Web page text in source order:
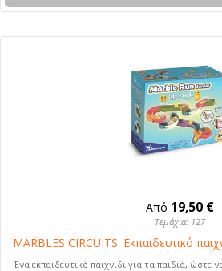
Από 19,50 €
Τεμάχια: 127
MARBLES CIRCUITS. Εκπαιδευτικό
Ένα εκπαιδευτικό παιχνίδι για τα παιδιά, ώστε